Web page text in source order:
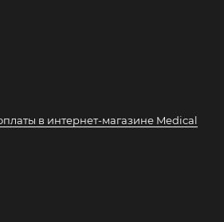
в интернет-магазине Medical